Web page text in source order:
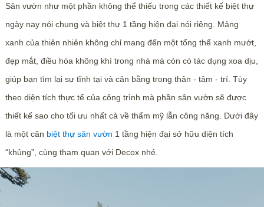
Sân vườn như một phần không thể thiếu trong các thiết kế biệt thự
ngày nay nói chung và biệt thự 1 tầng hiện đại nói riêng. Mảng
xanh của thiên nhiên không chỉ mang đến một tổng thể xanh mướt,
đẹp mắt, điều hòa không khí trong nhà mà còn có tác dụng xoa dịu,
giúp bạn tìm lại sự tĩnh tại và cân bằng trong thân - tâm - trí. Tùy
theo diện tích thực tế của công trình mà phần sân vườn sẽ được
thiết kế sao cho tối ưu nhất cả về thẩm mỹ lẫn công năng. Dưới đây
là một căn biệt thự sân vườn 1 tầng hiện đại sở hữu diện tích
“khủng”, cùng tham quan với Decox nhé.